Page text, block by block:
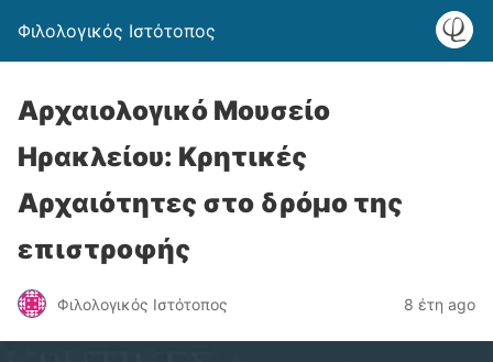
Φιλολογικός Ιστότοπος
Αρχαιολογικό Μουσείο
Ηρακλείου: Κρητικές
Αρχαιότητες στο δρόμο της
επιστροφής​
Φιλολογικός Ιστότοπος 8 έτη ago